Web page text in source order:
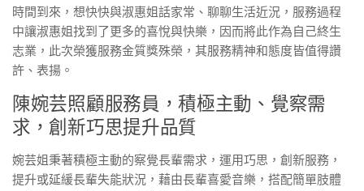
時間到來，想快快與淑惠姐話家常、聊聊生活近況，服務過程
中讓淑惠姐找到了更多的喜悅與快樂，因而將此作為自己終生
志業，此次榮獲服務金質獎殊榮，其服務精神和態度皆值得讚
許、表揚。
陳婉芸照顧服務員，積極主動、覺察需
求，創新巧思提升品質
婉芸姐秉著積極主動的察覺長輩需求，運用巧思，創新服務，
提升或延緩長輩失能狀況，藉由長輩喜愛音樂，搭配簡單肢體